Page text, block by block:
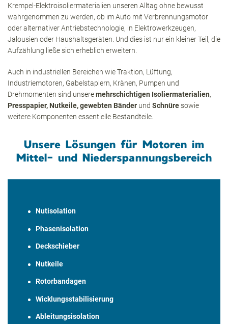
Krempel-Elektroisoliermaterialien unseren Alltag ohne bewusst
wahrgenommen zu werden, ob im Auto mit Verbrennungsmotor
oder alternativer Antriebstechnologie, in Elektrowerkzeugen,
Jalousien oder Haushaltsgeräten. Und dies ist nur ein kleiner Teil, die
Aufzählung ließe sich erheblich erweitern.
Auch in industriellen Bereichen wie Traktion, Lüftung,
Industriemotoren, Gabelstaplern, Kränen, Pumpen und
Drehmomenten sind unseremehrschichtigen Isoliermaterialien,
Presspapier, Nutkeile, gewebten Bänder und Schnüresowie
weitere Komponenten essentielle Bestandteile.
Unsere Lösungen für Motoren im
Mittel- und Niederspannungsbereich
Nutisolation
Phasenisolation
Deckschieber
Nutkeile
Rotorbandagen
Wicklungsstabilisierung
Ableitungsisolation